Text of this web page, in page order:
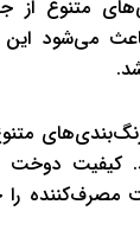
متنوع از
می‌شود
کیفیت دوخت
مصرف‌کننده